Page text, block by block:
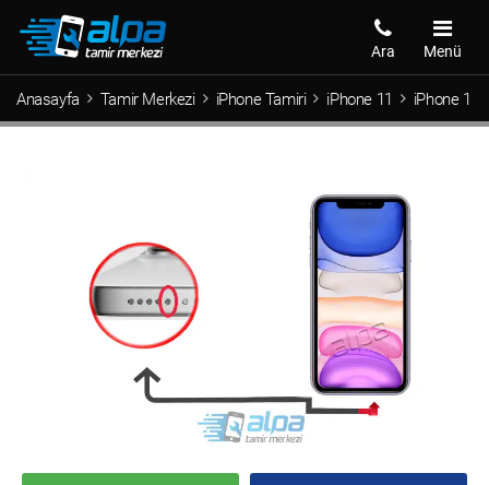
Menü
Ara
Anasayfa Tamir Merkezi iPhone Tamiri iPhone 11 iPhone 11